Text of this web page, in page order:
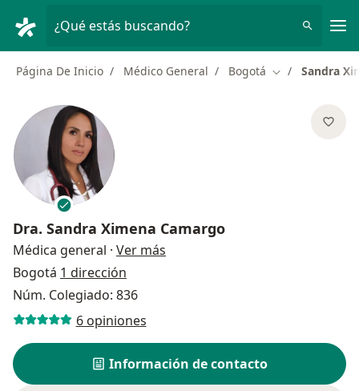
¿Qué estás buscando?
Página De Inicio Médico General Bogotá Cambiar de
Sandra
Dra. Sandra Ximena Camargo
Médica general · Ver más
Bogotá 1 dirección
Núm. Colegiado: 836
6 opiniones
Información de contacto